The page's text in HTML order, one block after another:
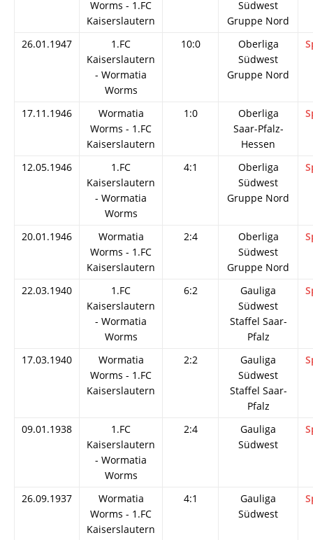
Worms - 1.FC
Kaiserslautern
Südwest
Gruppe Nord
26.01.1947
1.FC
Kaiserslautern
- Wormatia
Worms
10:0
Oberliga
Südwest
Gruppe Nord
17.11.1946
Wormatia
Worms - 1.FC
Kaiserslautern
1:0
Oberliga
Saar-Pfalz-
Hessen
12.05.1946
1.FC
Kaiserslautern
- Wormatia
Worms
4:1
Oberliga
Südwest
Gruppe Nord
20.01.1946
Wormatia
Worms - 1.FC
Kaiserslautern
2:4
Oberliga
Südwest
Gruppe Nord
22.03.1940
1.FC
Kaiserslautern
- Wormatia
Worms
6:2
Gauliga
Südwest
Staffel Saar-
Pfalz
17.03.1940
Wormatia
Worms - 1.FC
Kaiserslautern
2:2
Gauliga
Südwest
Staffel Saar-
Pfalz
09.01.1938
1.FC
Kaiserslautern
- Wormatia
Worms
2:4
Gauliga
Südwest
26.09.1937
Wormatia
Worms - 1.FC
Kaiserslautern
4:1
Gauliga
Südwest